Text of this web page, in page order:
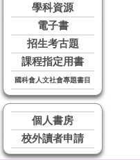
學科資源
電子書
招生考古題
課程指定用書
國科會人文社會專題書目
個人書房
校外讀者申請